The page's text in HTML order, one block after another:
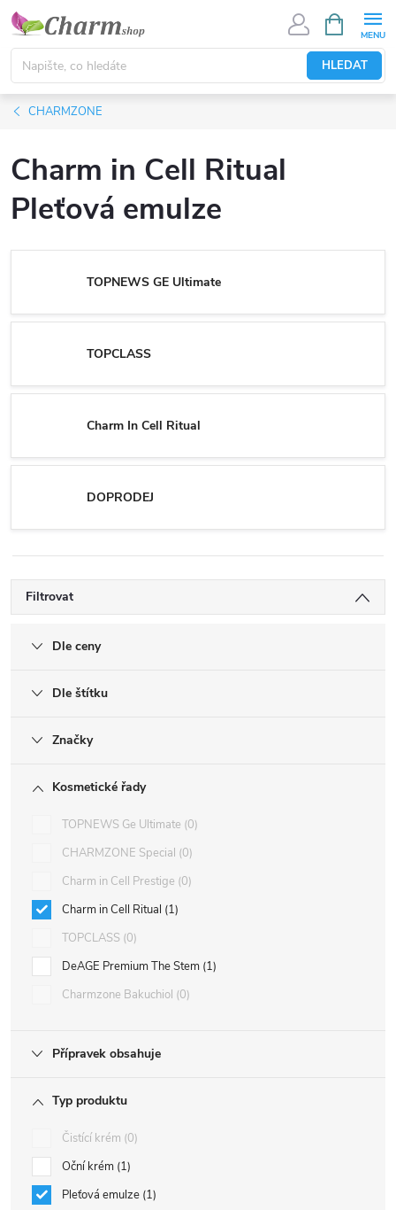
Přejít
obsah
HLEDAT
NÁKUPNÍ
KOŠÍK
CHARMZONE
Charm in Cell Ritual
Pleťová emulze
TOPNEWS GE Ultimate
TOPCLASS
Charm In Cell Ritual
DOPRODEJ
Filtrovat
Dle ceny
Dle štítku
Značky
Kosmetické řady
TOPNEWS Ge Ultimate 0
CHARMZONE Special 0
Charm in Cell Prestige 0
Charm in Cell Ritual 1
TOPCLASS 0
DeAGE Premium The Stem 1
Charmzone Bakuchiol 0
Přípravek obsahuje
Typ produktu
Čistící krém 0
Oční krém 1
Pleťová emulze 1